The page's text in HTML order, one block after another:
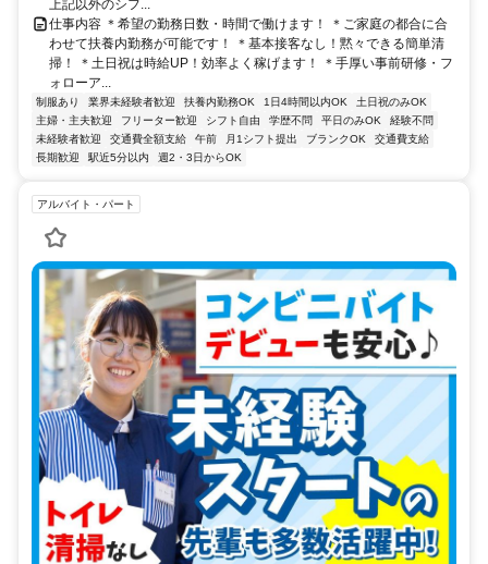
上記以外のシフ...
仕事内容 ＊希望の勤務日数・時間で働けます！ ＊ご家庭の都合に合
わせて扶養内勤務が可能です！ ＊基本接客なし！黙々できる簡単清
掃！ ＊土日祝は時給UP！効率よく稼げます！ ＊手厚い事前研修・フ
ォローア...
制服あり 業界未経験者歓迎 扶養内勤務OK 1日4時間以内OK
土日祝のみOK
主婦・主夫歓迎
フリーター歓迎 シフト自由 学歴不問 平日のみOK
経験不問
未経験者歓迎
交通費全額支給 午前 月1シフト提出 ブランクOK
交通費支給
長期歓迎
駅近5分以内 週2・3日からOK
アルバイト・パート